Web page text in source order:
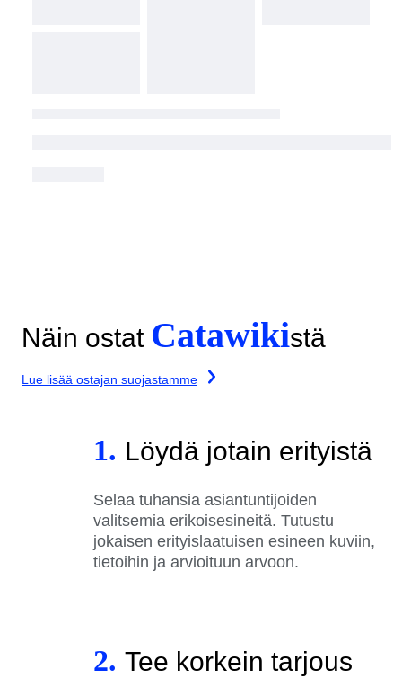
Näin ostat Catawikistä
Lue lisää ostajan suojastamme
1. Löydä jotain erityistä
Selaa tuhansia asiantuntijoiden
valitsemia erikoisesineitä. Tutustu
jokaisen erityislaatuisen esineen kuviin,
tietoihin ja arvioituun arvoon.
2. Tee korkein tarjous